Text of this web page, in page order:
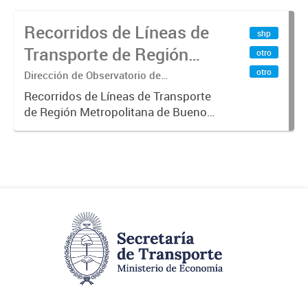
Recorridos de Líneas de
Transporte de Región
Metropolitana de
Buenos Aires (RMBA)
Dirección de Observatorio de
Transporte, Estudio y Sistemas
Recorridos de Líneas de Transporte
de Región Metropolitana de Buenos
Aires (RMBA).-
shp
otro
otro